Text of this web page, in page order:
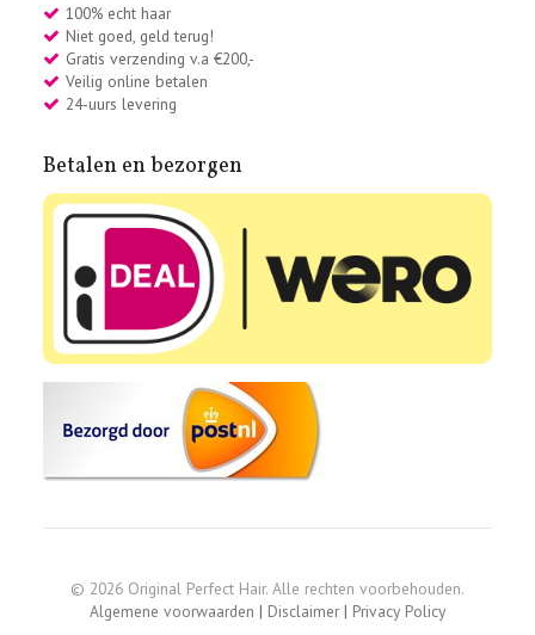
100% echt haar
Niet goed, geld terug!
Gratis verzending v.a €200,-
Veilig online betalen
24-uurs levering
Betalen en bezorgen
© 2026 Original Perfect Hair. Alle rechten voorbehouden.
Algemene voorwaarden | Disclaimer| Privacy Policy